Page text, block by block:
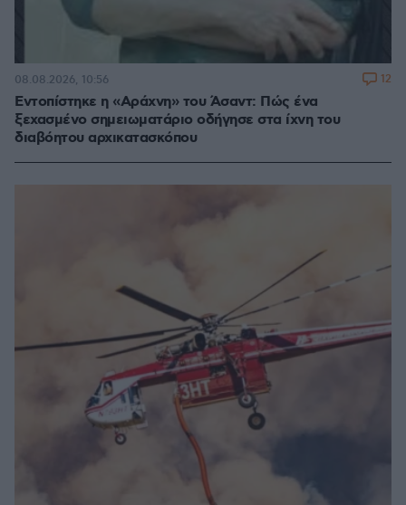
Εντοπίστηκε η «Αράχνη» του Άσαντ: Πώς ένα
ξεχασμένο σημειωματάριο οδήγησε στα ίχνη του
διαβόητου αρχικατασκόπου
08.08.2026, 10:56 12